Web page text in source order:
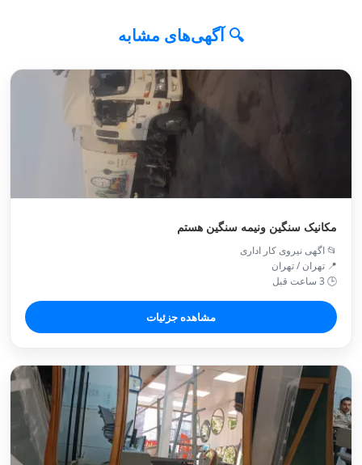
🔍 آگهی‌های مشابه
مکانیک سنگین ونیمه سنگین هستم
📂 اگهی نیروی کار اداری
📍 تهران / تهران
🕒 3 ساعت قبل
مشاهده جزئیات